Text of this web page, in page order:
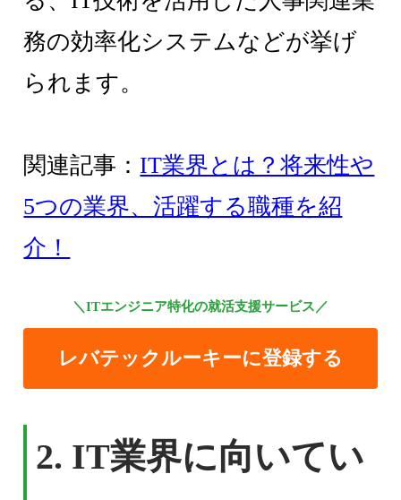
務の効率化システムなどが挙げ
られます。
関連記事： IT業界とは？将来性や
5つの業界、活躍する職種を紹
介！
＼ITエンジニア特化の就活支援サービス／
レバテックルーキーに登録する
2. IT業界に向いてい